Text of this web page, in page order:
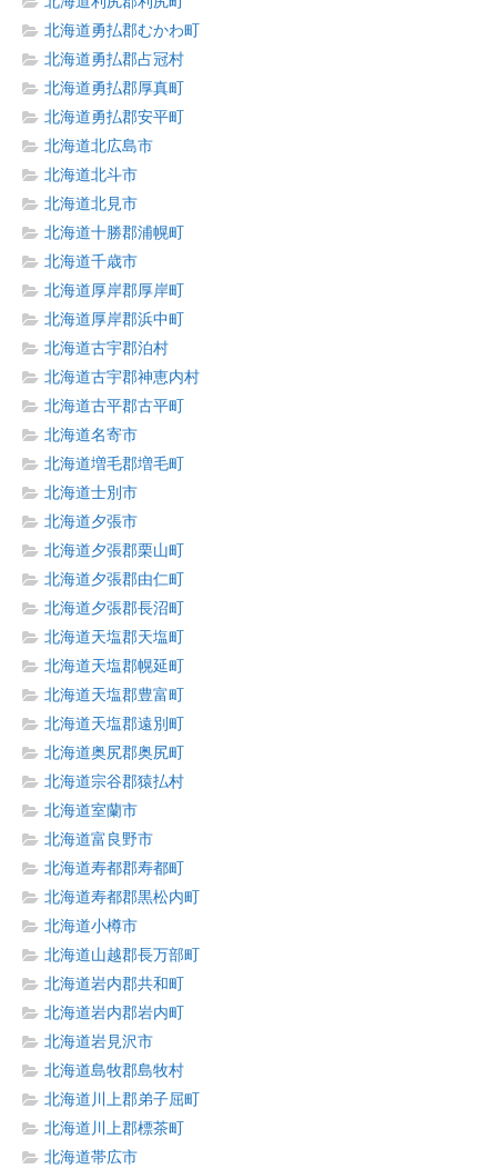
北海道勇払郡むかわ町
北海道勇払郡占冠村
北海道勇払郡厚真町
北海道勇払郡安平町
北海道北広島市
北海道北斗市
北海道北見市
北海道十勝郡浦幌町
北海道千歳市
北海道厚岸郡厚岸町
北海道厚岸郡浜中町
北海道古宇郡泊村
北海道古宇郡神恵内村
北海道古平郡古平町
北海道名寄市
北海道増毛郡増毛町
北海道士別市
北海道夕張市
北海道夕張郡栗山町
北海道夕張郡由仁町
北海道夕張郡長沼町
北海道天塩郡天塩町
北海道天塩郡幌延町
北海道天塩郡豊富町
北海道天塩郡遠別町
北海道奥尻郡奥尻町
北海道宗谷郡猿払村
北海道室蘭市
北海道富良野市
北海道寿都郡寿都町
北海道寿都郡黒松内町
北海道小樽市
北海道山越郡長万部町
北海道岩内郡共和町
北海道岩内郡岩内町
北海道岩見沢市
北海道島牧郡島牧村
北海道川上郡弟子屈町
北海道川上郡標茶町
北海道帯広市